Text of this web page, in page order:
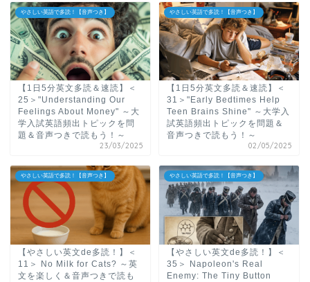
やさしい英語で多読！【音声つき】
【1日5分英文多読＆速読】＜
25＞"Understanding Our
Feelings About Money" ～大
学入試英語頻出トピックを問
題＆音声つきで読もう！～
23/03/2025
やさしい英語で多読！【音声つき】
【1日5分英文多読＆速読】＜
31＞"Early Bedtimes Help
Teen Brains Shine" ～大学入
試英語頻出トピックを問題＆
音声つきで読もう！～
02/05/2025
やさしい英語で多読！【音声つき】
【やさしい英文de多読！】＜
11＞ No Milk for Cats? ～英
文を楽しく＆音声つきで読も
やさしい英語で多読！【音声つき】
【やさしい英文de多読！】＜
35＞ Napoleon's Real
Enemy: The Tiny Button